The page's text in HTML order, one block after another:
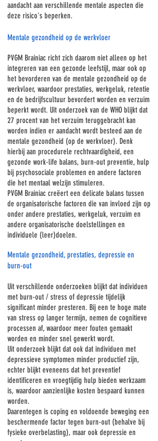
aandacht aan verschillende mentale aspecten die
deze risico's beperken.
Mentale gezondheid op de werkvloer
PVGM Brainiac richt zich daarom niet alleen op het
integreren van een gezonde leefstijl, maar ook op
het bevorderen van de mentale gezondheid op de
werkvloer, waardoor prestaties, werkgeluk, retentie
en de bedrijfscultuur bevordert worden en verzuim
beperkt wordt. Uit onderzoek van de WHO blijkt dat
27 procent van het verzuim teruggebracht kan
worden indien er aandacht wordt besteed aan de
mentale gezondheid (op de werkvloer). Denk
hierbij aan procedurele rechtvaardigheid, een
gezonde work-life balans, burn-out preventie, hulp
bij psychosociale problemen en andere factoren
die het mentaal welzijn stimuleren.
PVGM Brainiac creëert een delicate balans tussen
de organisatorische factoren die van invloed zijn op
onder andere prestaties, werkgeluk, verzuim en
andere organisatorische doelstellingen en
individuele (leer)doelen.
Mentale gezondheid, prestaties, depressie en
burn-out
Uit verschillende onderzoeken blijkt dat individuen
met burn-out / stress of depressie tijdelijk
significant minder presteren. Bij een te hoge mate
van stress op langer termijn, nemen de cognitieve
processen af, waardoor meer fouten gemaakt
worden en minder snel gewerkt wordt.
Uit onderzoek blijkt dat ook dat individuen met
depressieve symptomen minder productief zijn,
echter blijkt eveneens dat het preventief
identificeren en vroegtijdig hulp bieden werkzaam
is, waardoor aanzienlijke kosten bespaard kunnen
worden.
Daarentegen is coping en voldoende beweging een
beschermende factor tegen burn-out (behalve bij
fysieke overbelasting), maar ook depressie en